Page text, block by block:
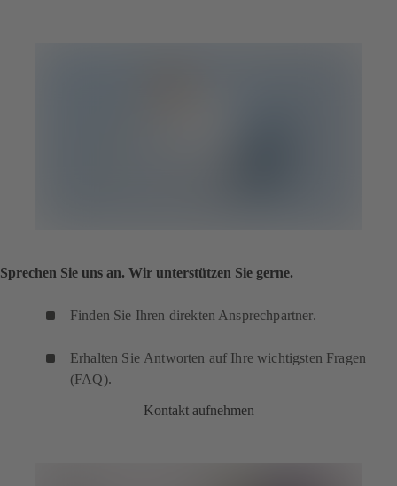
Sprechen Sie uns an. Wir unterstützen Sie gerne.
Finden Sie Ihren direkten Ansprechpartner.
Erhalten Sie Antworten auf Ihre wichtigsten Fragen
(FAQ).
Kontakt aufnehmen